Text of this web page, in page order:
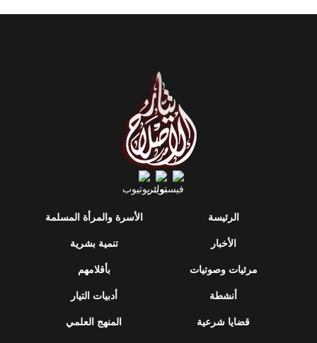
الرئيسة
الأخبار
مرئيات وصوتيات
أنشطة
قضايا شرعية
الأسرة والمرأة المسلمة
تنمية بشرية
بأقلامهم
أدبيات التيار
المنهج العلمي